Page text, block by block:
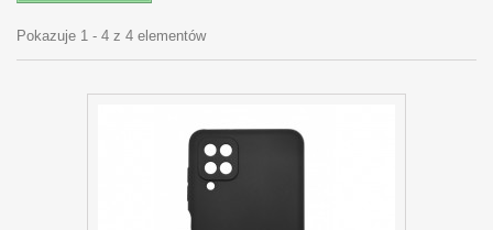
Pokazuje 1 - 4 z 4 elementów